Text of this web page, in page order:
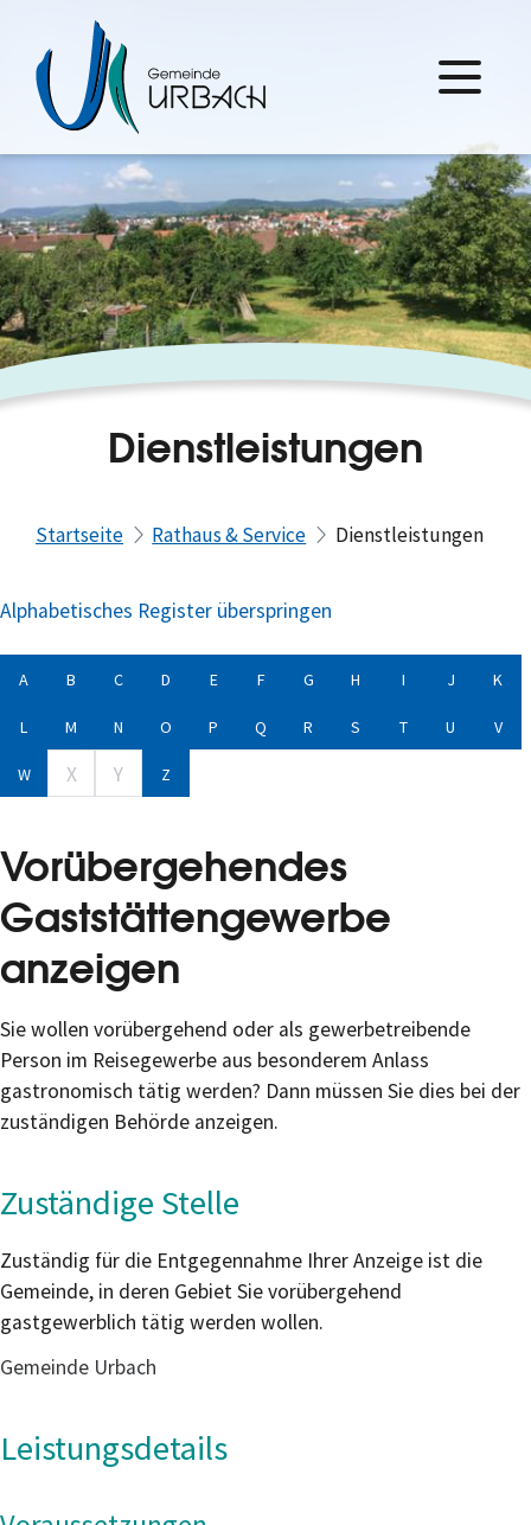
Dienstleistungen
Startseite Rathaus & Service Dienstleistungen
Alphabetisches Register überspringen
A B C D E F G H I J K
L M N O P Q R S T U V
W X Y Z
Vorübergehendes
Gaststättengewerbe
anzeigen
Sie wollen vorübergehend oder als gewerbetreibende
Person im Reisegewerbe aus besonderem Anlass
gastronomisch tätig werden? Dann müssen Sie dies bei der
zuständigen Behörde anzeigen.
Zuständige Stelle
Zuständig für die Entgegennahme Ihrer Anzeige ist die
Gemeinde, in deren Gebiet Sie vorübergehend
gastgewerblich tätig werden wollen.
Gemeinde Urbach
Leistungsdetails